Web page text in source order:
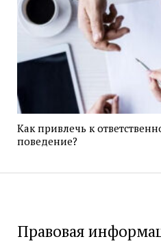
Как привлечь к
поведение?
Правовая